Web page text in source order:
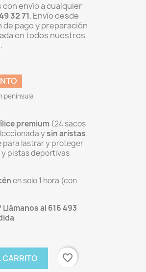
envío a cualquier
32 71. Envío desde
pago y preparación
en todos nuestros
península
premium (24 sacos
ysin aristas.
para lastrar y proteger
pistas deportivas
en solo 1 hora (con
al 616 493
CARRITO favorite_border